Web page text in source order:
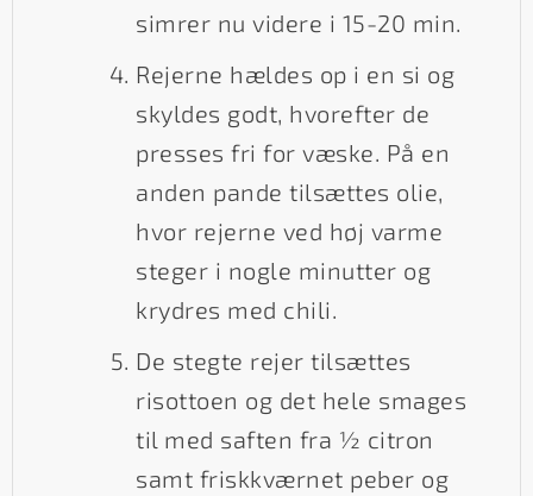
simrer nu videre i 15-20 min.
Rejerne hældes op i en si og
skyldes godt, hvorefter de
presses fri for væske. På en
anden pande tilsættes olie,
hvor rejerne ved høj varme
steger i nogle minutter og
krydres med chili.
De stegte rejer tilsættes
risottoen og det hele smages
til med saften fra ½ citron
samt friskkværnet peber og